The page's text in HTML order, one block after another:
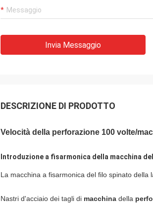
Invia Messaggio
DESCRIZIONE DI PRODOTTO
Velocità della perforazione 100 volte/
Introduzione a fisarmonica della macchina
La macchina a fisarmonica del filo spinato della
Nastri d'acciaio dei tagli di macchina della